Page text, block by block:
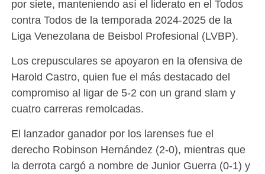
por siete, manteniendo así el liderato en el Todos
contra Todos de la temporada 2024-2025 de la
Liga Venezolana de Beisbol Profesional (LVBP).
Los crepusculares se apoyaron en la ofensiva de
Harold Castro, quien fue el más destacado del
compromiso al ligar de 5-2 con un grand slam y
cuatro carreras remolcadas.
El lanzador ganador por los larenses fue el
derecho Robinson Hernández (2-0), mientras que
la derrota cargó a nombre de Junior Guerra (0-1) y